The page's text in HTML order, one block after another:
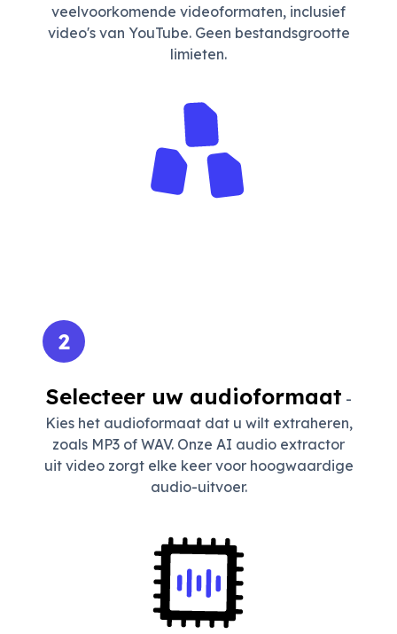
veelvoorkomende videoformaten, inclusief
video's van YouTube. Geen bestandsgrootte
limieten.
2
Selecteer uw audioformaat -
Kies het audioformaat dat u wilt extraheren,
zoals MP3 of WAV. Onze AI audio extractor
uit video zorgt elke keer voor hoogwaardige
audio-uitvoer.